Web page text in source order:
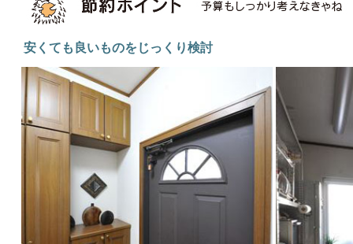
安くても良いものをじっくり検討